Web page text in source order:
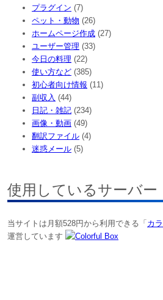
プラグイン (7)
ペット・動物 (26)
ホームページ作成 (27)
ユーザー管理 (33)
今日の料理 (22)
使い方など (385)
初心者向け情報 (11)
副収入 (44)
日記・雑記 (234)
画像・動画 (49)
翻訳ファイル (4)
迷惑メール (5)
使用しているサーバー
当サイトは月額528円から利用できる「 カ
運営しています